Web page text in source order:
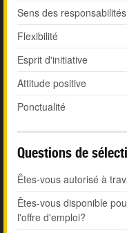
Sens des responsabilités
Flexibilité
Esprit d'initiative
Attitude positive
Ponctualité
Questions de
Êtes-vous autorisé à
Êtes-vous disponible
l'offre d'emploi?